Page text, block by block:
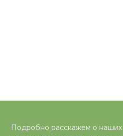
Подробно расскажем о наших